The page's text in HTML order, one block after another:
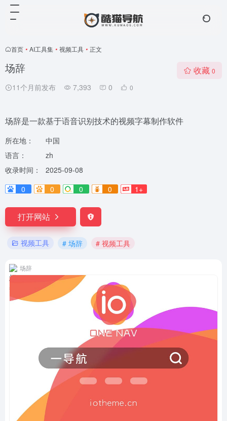
首页 • AI工具集 • 视频工具 • 正文
场辞
11个月前发布 7,393 0 0
收藏 0
场辞是一款基于语音识别技术的视频字幕制作软件
所在地：
中国
语言：
zh
收录时间：
2025-09-08
0
0 0 0 1+
打开网站
视频工具 # 场辞 # 视频工具
场辞